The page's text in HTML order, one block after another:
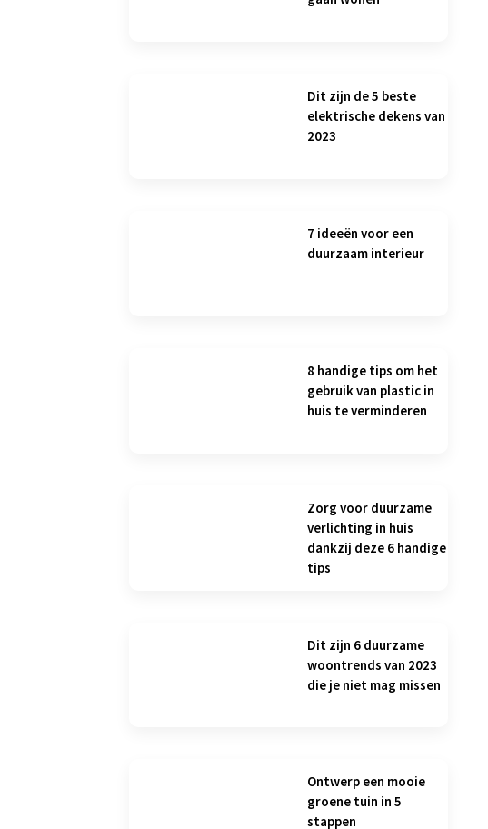
Dit zijn de 5 beste
elektrische dekens van
2023
7 ideeën voor een
duurzaam interieur
8 handige tips om het
gebruik van plastic in
huis te verminderen
Zorg voor duurzame
verlichting in huis
dankzij deze 6 handige
tips
Dit zijn 6 duurzame
woontrends van 2023
die je niet mag missen
Ontwerp een mooie
groene tuin in 5
stappen